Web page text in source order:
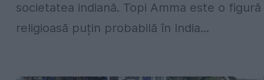
societatea indiană. Topi Amma este o figură
religioasă puțin probabilă în India...